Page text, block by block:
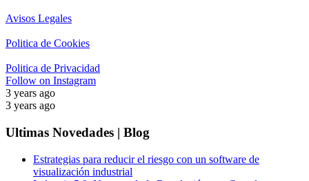
Avisos Legales
Politica de Cookies
Politica de Privacidad
Follow on Instagram
3 years ago
3 years ago
Ultimas Novedades | Blog
Estrategias para reducir el riesgo con un software de
visualización industrial